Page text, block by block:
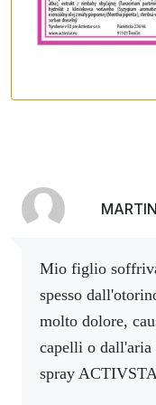
piperita
allo
di
Mio figlio soffriva di frequenti otiti. Andavamo
spesso
molto dolore,
capelli o
spray